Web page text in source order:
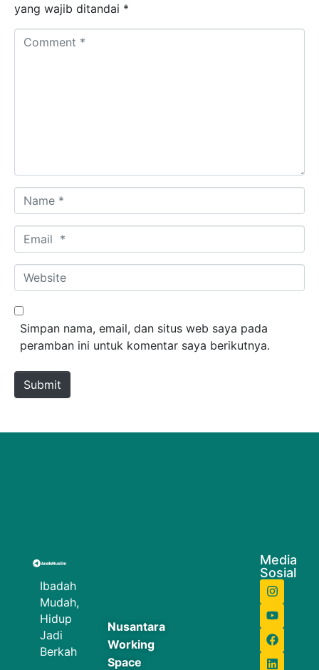
yang wajib ditandai *
Comment *
Name *
Email *
Website
Simpan nama, email, dan situs web saya pada
peramban ini untuk komentar saya berikutnya.
Submit
Ibadah
Mudah,
Hidup
Jadi
Berkah
Nusantara
Working
Space
Media
Sosial